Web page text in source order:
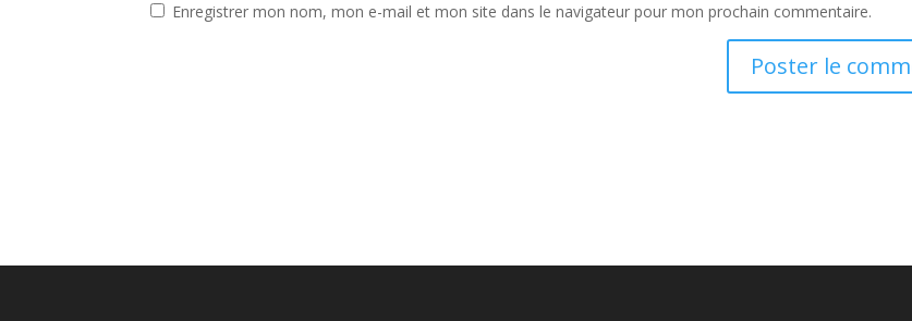
Enregistrer mon nom, mon e-mail et mon site dans le navigateur pour mon prochain commentaire.